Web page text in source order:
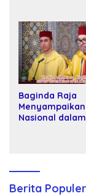
Baginda Raja
Nasional dalam
Berita Populer